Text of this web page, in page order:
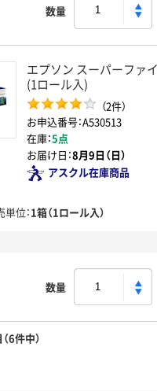
数量
エプソン スーパーファ
(1ロール入)
（2件）
お申込番号：A530513
在庫：5点
お届け日：8月9日（日）
アスクル在庫商品
単位 1箱（1ロール入）
数量
6件中）